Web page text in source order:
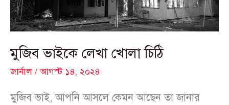
মুজিব ভাইকে লেখা খোলা চিঠি
জার্নাল /আগস্ট ১৪, ২০২৪
মুজিব ভাই, আপনি আসলে কেমন আছেন তা জানার